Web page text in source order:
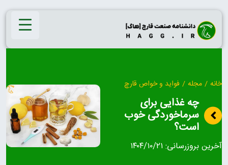
Skip
content
خانه / مجله / فواید و خواص قارچ
چه غذایی برای
سرماخوردگی خوب
است؟
آخرین بروزرسانی: ۱۴۰۴/۱۰/۲۱